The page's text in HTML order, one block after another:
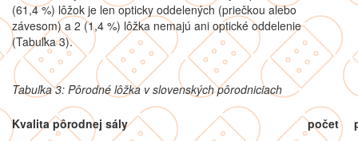
(61,4 %) lôžok je len opticky oddelených (priečkou alebo
závesom) a 2 (1,4 %) lôžka nemajú ani optické oddelenie
(Tabuľka 3).
Tabuľka 3: Pôrodné lôžka v slovenských pôrodniciach
Kvalita pôrodnej sály počet